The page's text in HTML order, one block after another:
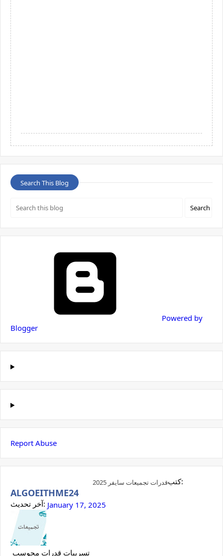
Search This Blog
Powered by
Blogger
Report Abuse
قدرات تجميعات سايفر 2025 كتب:
ALGOEITHME24
آخر تحديث: January 17, 2025